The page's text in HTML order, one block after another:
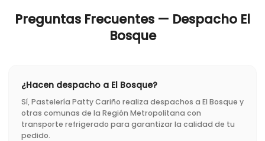
Preguntas Frecuentes — Despacho El
Bosque
¿Hacen despacho a El Bosque?
Sí, Pastelería Patty Cariño realiza despachos a El Bosque y
otras comunas de la Región Metropolitana con
transporte refrigerado para garantizar la calidad de tu
pedido.